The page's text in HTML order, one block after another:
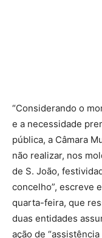
“Considerando o
e a necessidade
pública, a Câmara
não realizar, nos
de S. João,
concelho”, escreve
quarta-feira, que
duas entidades
ação de